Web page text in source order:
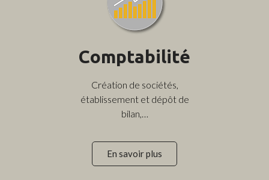
Comptabilité
Création de sociétés,
établissement et dépôt de
bilan,…
En savoir plus